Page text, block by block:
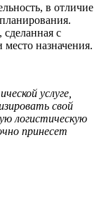
в отличие
с
назначения.
услуге,
свой
логистическую
принесет